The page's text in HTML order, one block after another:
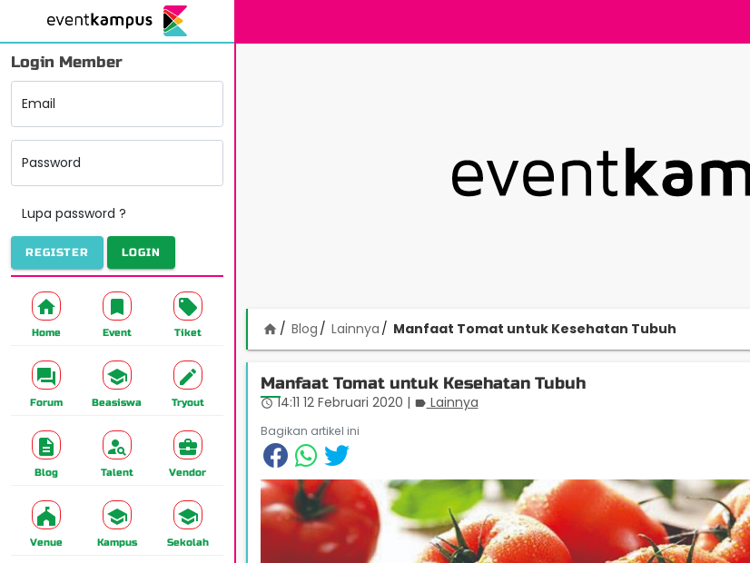
Login Member
Email
Password
Lupa password ?
REGISTER LOGIN
Home Event Tiket
Forum Beasiswa Tryout
Blog Talent Vendor
Venue Kampus Sekolah
home Blog Lainnya Manfaat Tomat untuk Kesehatan Tubuh
Manfaat Tomat untuk Kesehatan Tubuh
access_time 14:11 12 Februari 2020 | label Lainnya
Bagikan artikel ini